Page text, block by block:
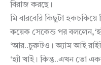
বিরাজ করছে।
মি বারবেরি কিছুটা
কয়েক সেকেন্ড পর
‘আর..চুরুটও। অ্যাম আই
‘হ্যাঁ খাই। কিন্তু..এখন তো